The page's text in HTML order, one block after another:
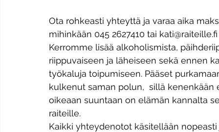
Ota rohkeasti yhteyttä ja varaa aika
mihinkään 045 2627410 tai kati@raiteille.fi
Kerromme lisää alkoholismista,
riippuvaiseen ja läheiseen sekä ennen
työkaluja toipumiseen. Pääset
kulkenut saman polun,  sillä
oikeaan suuntaan on elämän kannalta
raiteille.
​Kaikki yhteydenotot käsitellään